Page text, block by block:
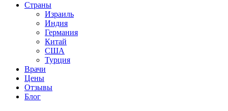
Страны
Израиль
Индия
Германия
Китай
США
Турция
Врачи
Цены
Отзывы
Блог